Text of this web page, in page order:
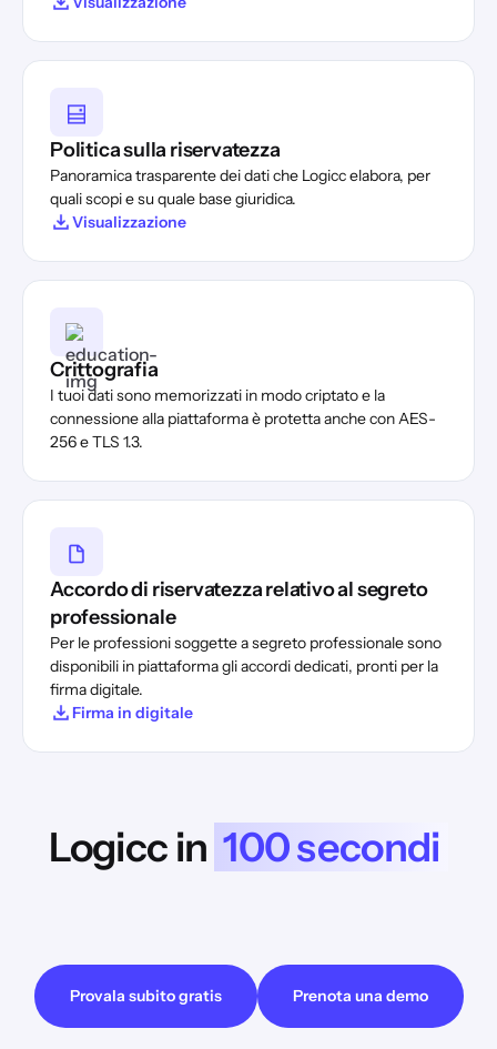
Politica sulla riservatezza
Panoramica trasparente dei dati che Logicc elabora, per
quali scopi e su quale base giuridica.
Visualizzazione
Crittografia
I tuoi dati sono memorizzati in modo criptato e la
connessione alla piattaforma è protetta anche con AES-
256 e TLS 1.3.
Accordo di riservatezza relativo al segreto
professionale
Per le professioni soggette a segreto professionale sono
disponibili in piattaforma gli accordi dedicati, pronti per la
firma digitale.
Firma in digitale
Logicc in 100 secondi
Provala subito gratis Prenota una demo